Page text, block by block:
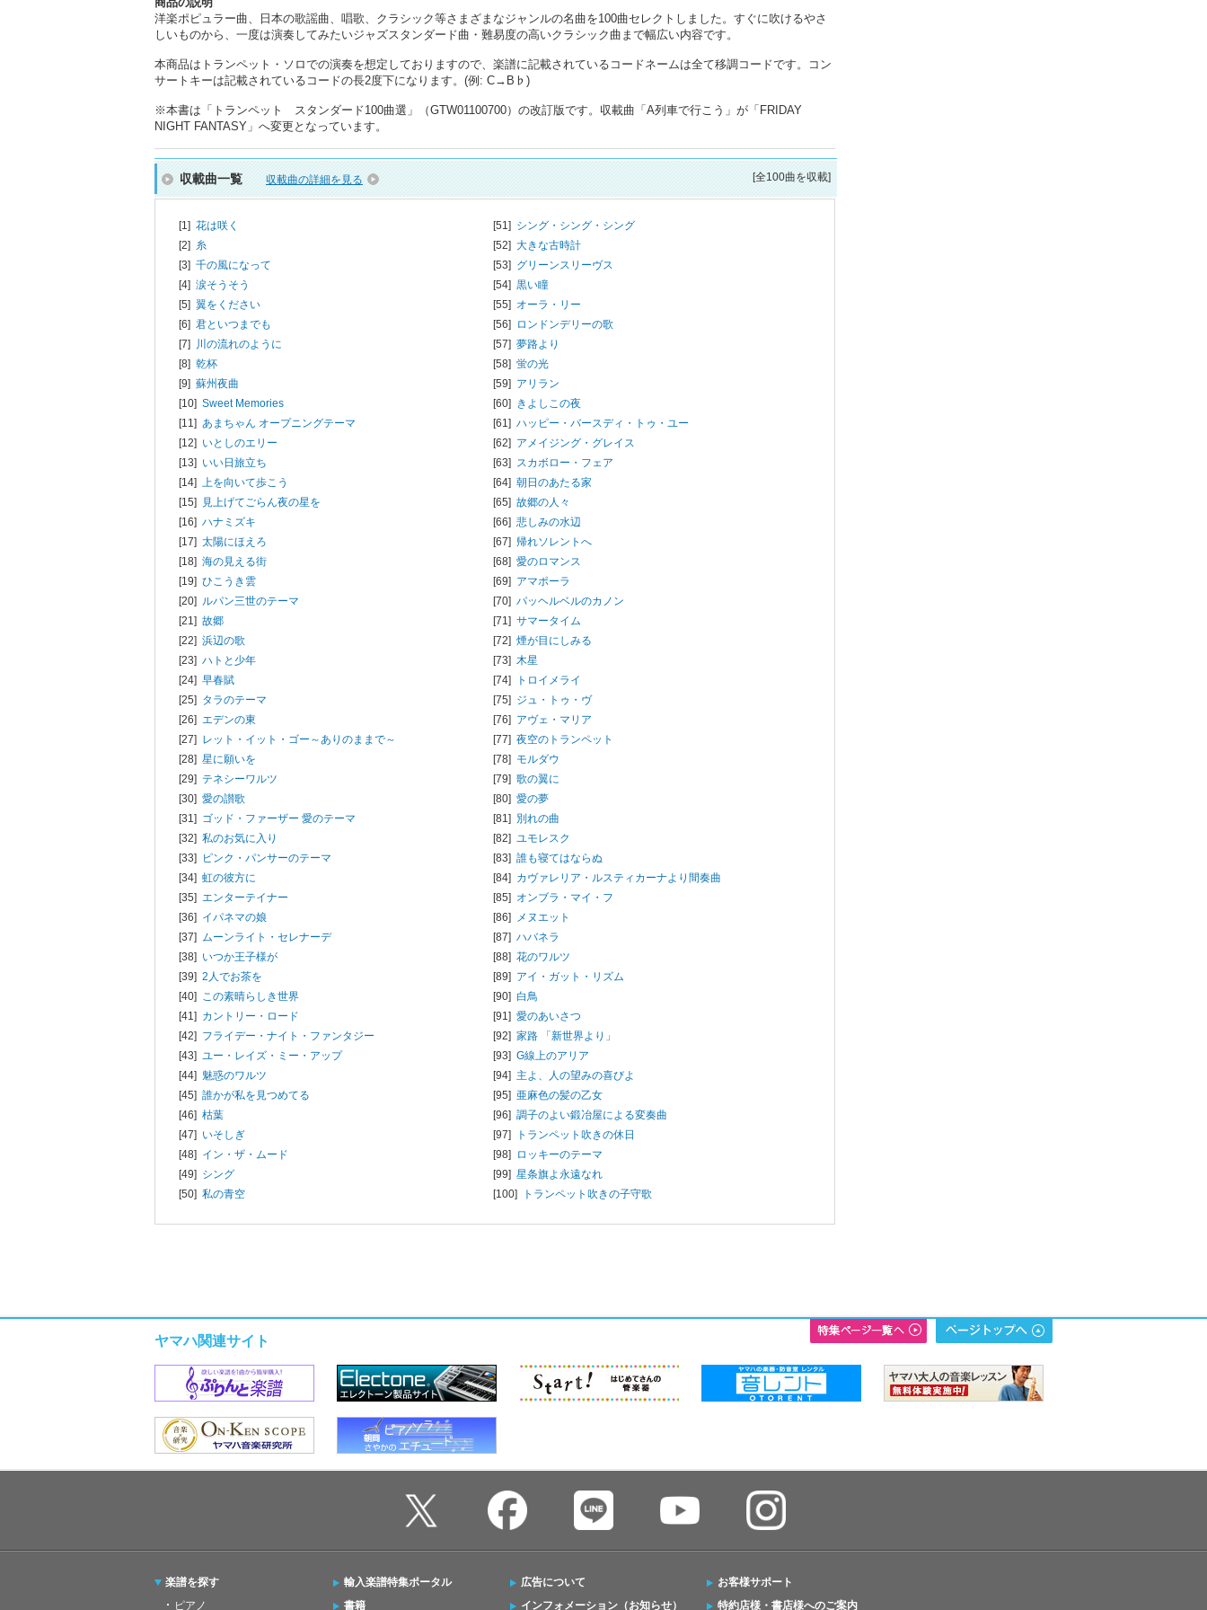
洋楽ポピュラー曲、日本の歌謡曲、唱歌、クラシック等さまざまなジャンルの名曲を100曲セレクトしました。すぐに吹けるやさ
しいものから、一度は演奏してみたいジャズスタンダード曲・難易度の高いクラシック曲まで幅広い内容です。
本商品はトランペット・ソロでの演奏を想定しておりますので、楽譜に記載されているコードネームは全て移調コードです。コン
サートキーは記載されているコードの長2度下になります。(例: C→B♭)
※本書は「トランペット スタンダード100曲選」（GTW01100700）の改訂版です。収載曲「A列車で行こう」が「FRIDAY
NIGHT FANTASY」へ変更となっています。
収載曲一覧 収載曲の詳細を見る [全100曲を収載]
[1] 花は咲く
[2] 糸
[3] 千の風になって
[4] 涙そうそう
[5] 翼をください
[6] 君といつまでも
[7] 川の流れのように
[8] 乾杯
[9] 蘇州夜曲
[10] Sweet Memories
[11] あまちゃん オープニングテーマ
[12] いとしのエリー
[13] いい日旅立ち
[14] 上を向いて歩こう
[15] 見上げてごらん夜の星を
[16] ハナミズキ
[17] 太陽にほえろ
[18] 海の見える街
[19] ひこうき雲
[20] ルパン三世のテーマ
[21] 故郷
[22] 浜辺の歌
[23] ハトと少年
[24] 早春賦
[25] タラのテーマ
[26] エデンの東
[27] レット・イット・ゴー～ありのままで～
[28] 星に願いを
[29] テネシーワルツ
[30] 愛の讃歌
[31] ゴッド・ファーザー 愛のテーマ
[32] 私のお気に入り
[33] ピンク・パンサーのテーマ
[34] 虹の彼方に
[35] エンターテイナー
[36] イパネマの娘
[37] ムーンライト・セレナーデ
[38] いつか王子様が
[39] 2人でお茶を
[40] この素晴らしき世界
[41] カントリー・ロード
[42] フライデー・ナイト・ファンタジー
[43] ユー・レイズ・ミー・アップ
[44] 魅惑のワルツ
[45] 誰かが私を見つめてる
[46] 枯葉
[47] いそしぎ
[48] イン・ザ・ムード
[49] シング
[50] 私の青空
[51] シング・シング・シング
[52] 大きな古時計
[53] グリーンスリーヴス
[54] 黒い瞳
[55] オーラ・リー
[56] ロンドンデリーの歌
[57] 夢路より
[58] 蛍の光
[59] アリラン
[60] きよしこの夜
[61] ハッピー・バースディ・トゥ・ユー
[62] アメイジング・グレイス
[63] スカボロー・フェア
[64] 朝日のあたる家
[65] 故郷の人々
[66] 悲しみの水辺
[67] 帰れソレントへ
[68] 愛のロマンス
[69] アマポーラ
[70] パッヘルベルのカノン
[71] サマータイム
[72] 煙が目にしみる
[73] 木星
[74]
トロイメライ
[75] ジュ・トゥ・ヴ
[76] アヴェ・マリア
[77] 夜空のトランペット
[78] モルダウ
[79] 歌の翼に
[80] 愛の夢
[81] 別れの曲
[82] ユモレスク
[83] 誰も寝てはならぬ
[84] カヴァレリア・ルスティカーナより間奏曲
[85] オンブラ・マイ・フ
[86] メヌエット
[87] ハバネラ
[88] 花のワルツ
[89] アイ・ガット・リズム
[90] 白鳥
[91] 愛のあいさつ
[92] 家路 「新世界より」
[93] G線上のアリア
[94] 主よ、人の望みの喜びよ
[95] 亜麻色の髪の乙女
[96] 調子のよい鍛冶屋による変奏曲
[97]
トランペット吹きの休日
[98] ロッキーのテーマ
[99] 星条旗よ永遠なれ
[100]
トランペット吹きの子守歌
ヤマハ関連サイト
楽譜を探す
ピアノ
輸入楽譜特集ポータル
書籍
広告について
インフォメーション（お知らせ）
お客様サポート
特約店様・書店様へのご案内